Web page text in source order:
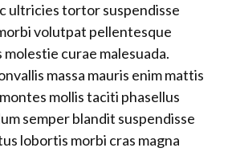
ultricies tortor suspendisse
volutpat pellentesque
curae malesuada.
massa mauris enim mattis
mollis taciti phasellus
semper blandit suspendisse
lobortis morbi cras magna